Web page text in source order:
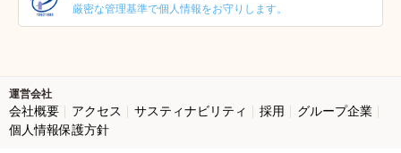
厳密な管理基準で個人情報をお守りします。
運営会社
会社概要 アクセス サスティナビリティ 採用
グループ企業
個人情報保護方針